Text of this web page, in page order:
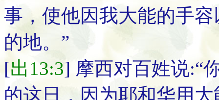
事，使他因我大能的手
的地。”
[出13:3] 摩西对百姓说:“
的这日，因为耶和华用